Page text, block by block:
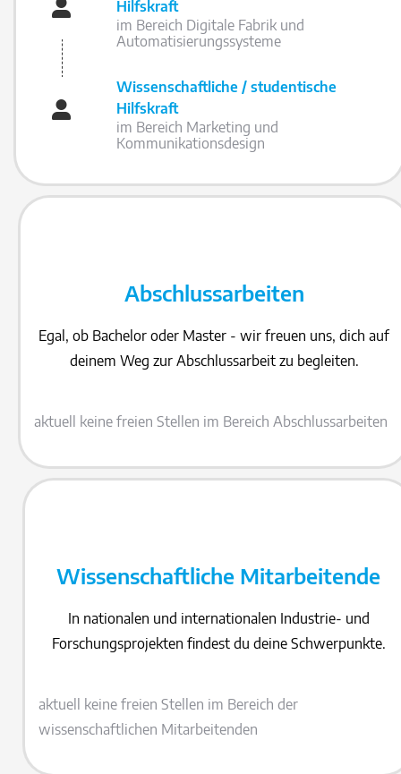
Hilfskraft
im Bereich Digitale Fabrik und
Automatisierungssysteme
Wissenschaftliche / studentische
Hilfskraft
im Bereich Marketing und
Kommunikationsdesign
Abschlussarbeiten
Egal, ob Bachelor oder Master - wir freuen uns, dich auf
deinem Weg zur Abschlussarbeit zu begleiten.
aktuell keine freien Stellen im Bereich Abschlussarbeiten
Wissenschaftliche Mitarbeitende
In nationalen und internationalen Industrie- und
Forschungsprojekten findest du deine Schwerpunkte.
aktuell keine freien Stellen im Bereich der
wissenschaftlichen Mitarbeitenden